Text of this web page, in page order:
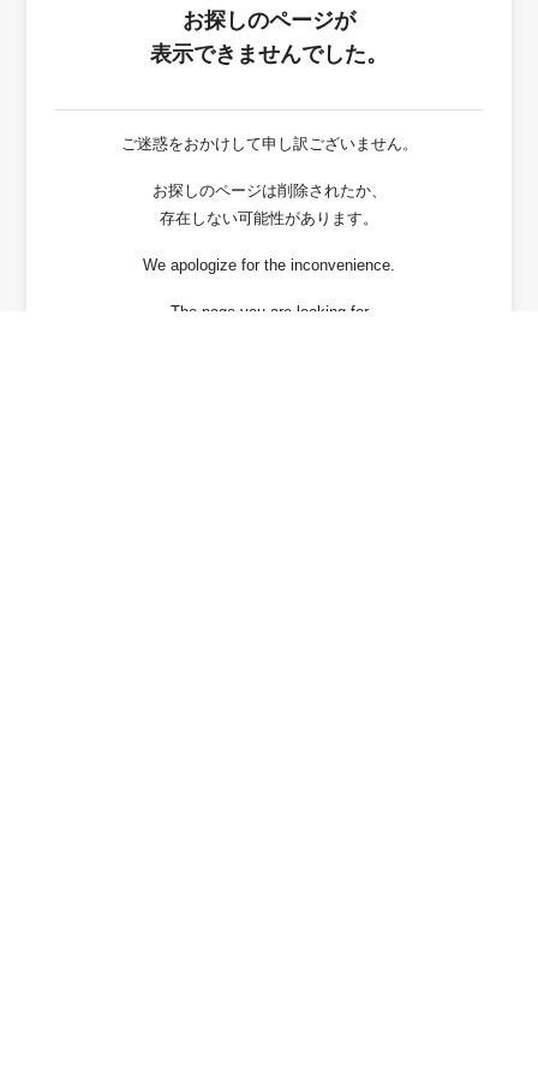
お探しのページが
表示できませんでした。
ご迷惑をおかけして申し訳ございません。
お探しのページは削除されたか、
存在しない可能性があります。
We apologize for the inconvenience.
The page you are looking for